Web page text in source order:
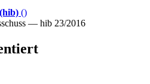
()
— hib 23/2016